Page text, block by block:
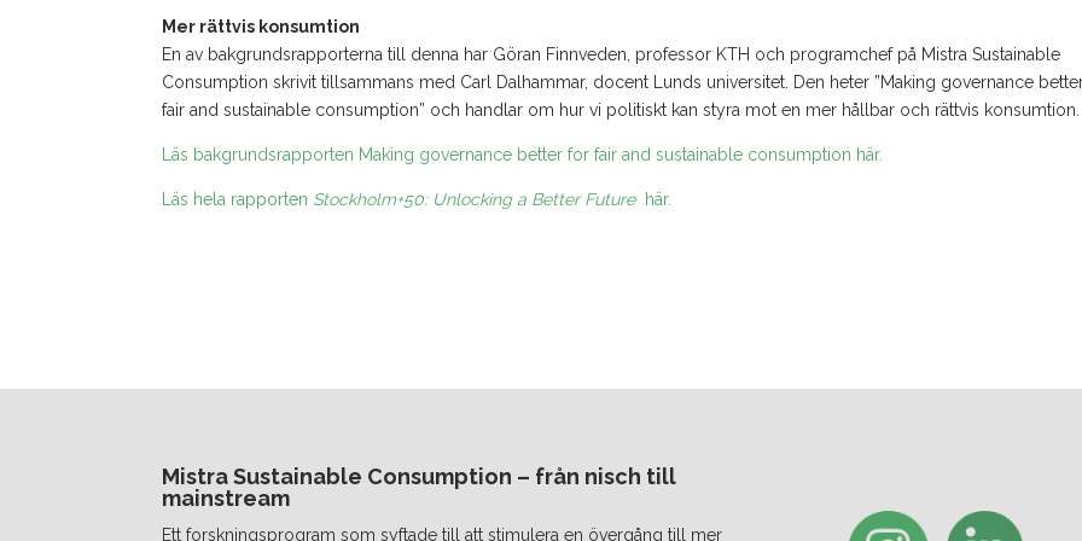
Mer rättvis konsumtion
En av bakgrundsrapporterna till denna har Göran Finnveden, professor KTH och programchef på Mistra Sustainable
Consumption skrivit tillsammans med Carl Dalhammar, docent Lunds universitet. Den heter ”Making governance
fair and sustainable consumption” och handlar om hur vi politiskt kan styra mot en mer hållbar och rättvis konsumtion.
Läs bakgrundsrapporten Making governance better for fair and sustainable consumption här.
Läs hela rapporten Stockholm+50: Unlocking a Better Futurehär.
Mistra Sustainable Consumption – från nisch till
mainstream
Ett forskningsprogram som syftade till att stimulera en övergång till mer